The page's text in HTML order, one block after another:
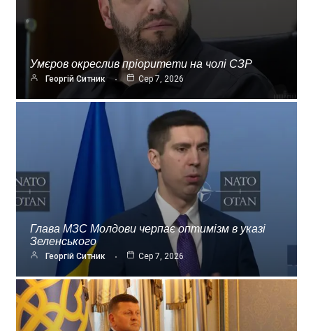
Умєров окреслив пріоритети на чолі СЗР
Георгій Ситник Сер 7, 2026
Глава МЗС Молдови черпає оптимізм в указі
Зеленського
Георгій Ситник Сер 7, 2026